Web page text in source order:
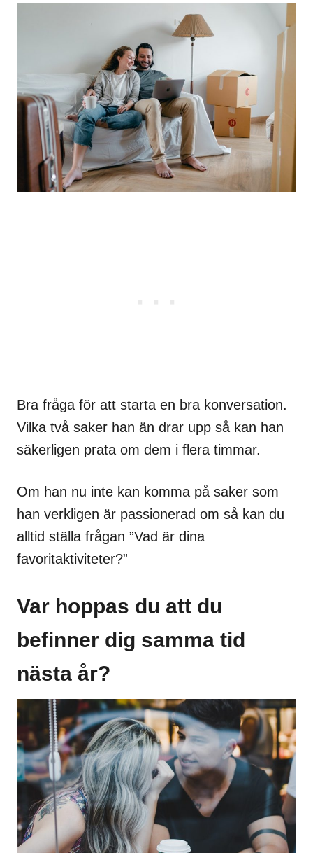
Bra fråga för att starta en bra konversation.
Vilka två saker han än drar upp så kan han
säkerligen prata om dem i flera timmar.
Om han nu inte kan komma på saker som
han verkligen är passionerad om så kan du
alltid ställa frågan ”Vad är dina
favoritaktiviteter?”
Var hoppas du att du
befinner dig samma tid
nästa år?